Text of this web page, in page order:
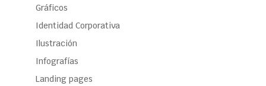
Gráficos
Identidad Corporativa
Ilustración
Infografías
Landing pages